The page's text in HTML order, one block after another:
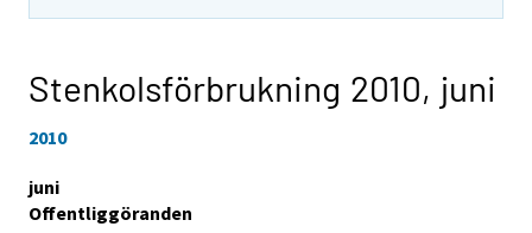
Stenkolsförbrukning 2010, juni
2010
juni
Offentliggöranden